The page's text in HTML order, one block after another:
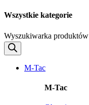
Wszystkie kategorie
Wyszukiwarka produktów
M-Tac
M-Tac